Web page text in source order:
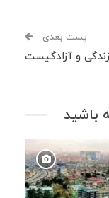
پست بعدی
و آزادگیست
باشید